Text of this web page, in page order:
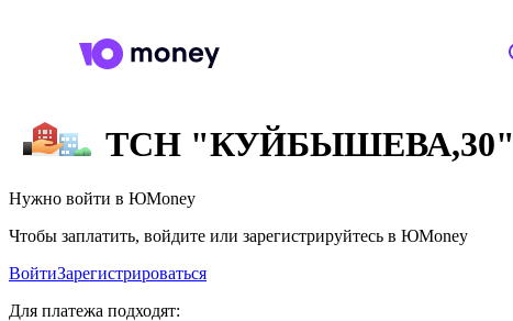
ТСН "КУЙБЫШЕВА,30"
Нужно войти в ЮMoney
Чтобы заплатить, войдите или зарегистрируйтесь в ЮMoney
ВойтиЗарегистрироваться
Для платежа подходят: